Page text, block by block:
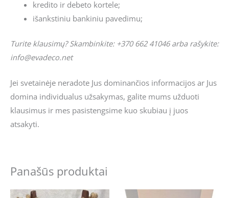
kredito ir debeto kortele;
išankstiniu bankiniu pavedimu;
Turite klausimų? Skambinkite: +370 662 41046 arba rašykite:
info@evadeco.net
Jei svetainėje neradote Jus dominančios informacijos ar Jus
domina individualus užsakymas, galite mums užduoti
klausimus ir mes pasistengsime kuo skubiau į juos
atsakyti.
Panašūs produktai